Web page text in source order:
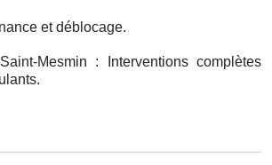
et déblocage.
Mesmin : Interventions complètes